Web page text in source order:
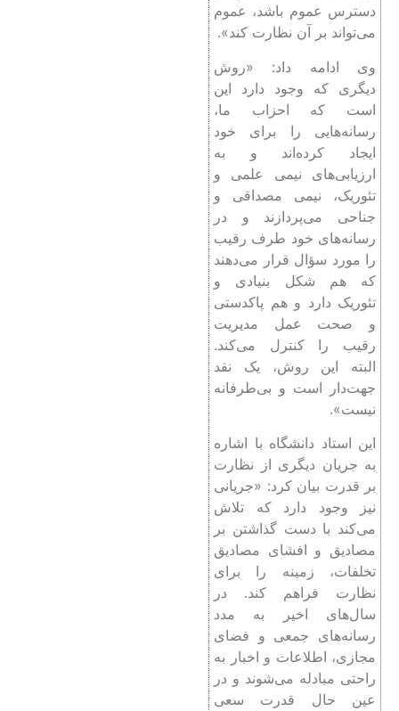
دسترس عموم باشد، عموم
می‌تواند بر آن نظارت کند».
وی ادامه داد: «روش
دیگری که وجود دارد این
است که احزاب ما،
رسانه‌هایی را برای خود
ایجاد کرده‌اند و به
ارزیابی‌های نیمی علمی و
تئوریک، نیمی مصداقی و
جناحی می‌پردازند و در
رسانه‌های خود طرف رقیب
را مورد سؤال قرار می‌دهند
که هم شکل بنیادی و
تئوریک دارد و هم پاکدستی
و صحت عمل مدیریت
رقیب را کنترل می‌کند.
البته این روش، یک نقد
جهت‌دار است و بی‌طرفانه
نیست».
این استاد دانشگاه با اشاره
به جریان دیگری از نظارت
بر قدرت بیان کرد: «جریانی
نیز وجود دارد که تلاش
می‌کند با دست گذاشتن بر
مصادیق و افشای مصادیق
تخلفات، زمینه را برای
نظارت فراهم کند. در
سال‌های اخیر به مدد
رسانه‌های جمعی و فضای
مجازی، اطلاعات و اخبار به
راحتی مبادله می‌شوند و در
عین حال قدرت سعی